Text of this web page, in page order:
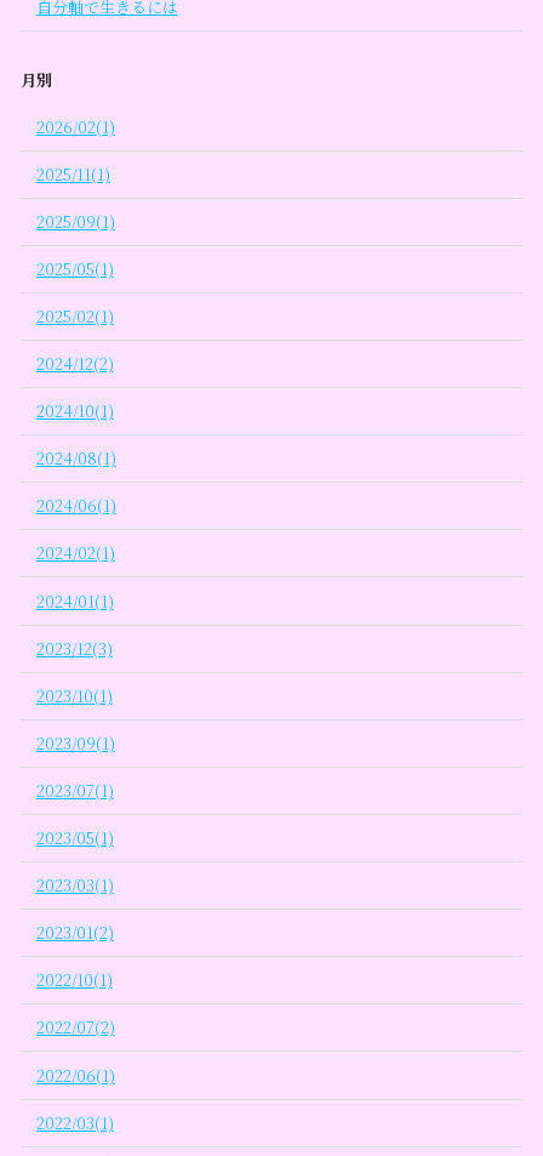
自分軸で生きるには
月別
2026/02(1)
2025/11(1)
2025/09(1)
2025/05(1)
2025/02(1)
2024/12(2)
2024/10(1)
2024/08(1)
2024/06(1)
2024/02(1)
2024/01(1)
2023/12(3)
2023/10(1)
2023/09(1)
2023/07(1)
2023/05(1)
2023/03(1)
2023/01(2)
2022/10(1)
2022/07(2)
2022/06(1)
2022/03(1)